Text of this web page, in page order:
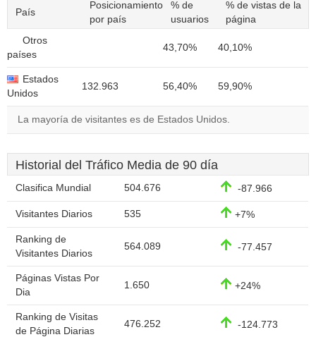
País
Posicionamiento
por país
% de
usuarios
% de vistas de la
página
Otros
países
43,70% 40,10%
Estados
Unidos
132.963 56,40% 59,90%
La mayoría de visitantes es de Estados Unidos.
Historial del Tráfico Media de 90 día
Clasifica Mundial 504.676 -87.966
Visitantes Diarios 535 +7%
Ranking de
Visitantes Diarios
564.089 -77.457
Páginas Vistas Por
Dia
1.650 +24%
Ranking de Visitas
de Página Diarias
476.252 -124.773